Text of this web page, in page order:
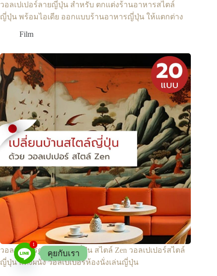
วอลเปเปอร์ลายญี่ปุ่น สำหรับ ตกแต่งร้านอาหารสไตล์
ญี่ปุ่น พร้อมไอเดีย ออกแบบร้านอาหารญี่ปุ่น ให้แตกต่าง
Film
วอลเปเปอร์ตกแต่งบ้านญี่ปุ่น สไตล์ Zen วอลเปเปอร์สไตล์
ญี่ปุ่น แต่งผนัง วอลเปเปอร์ห้องนั่งเล่นญี่ปุ่น
1
คุยกับเรา